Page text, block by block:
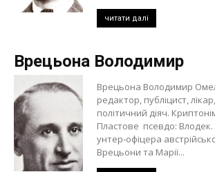
читати далі
Врецьона Володимир
Врецьона Володимир
редактор, публіцист,
політичний діяч.
Пластове псевдо: Влодек.
унтер-офіцера
Врецьони та Марії...